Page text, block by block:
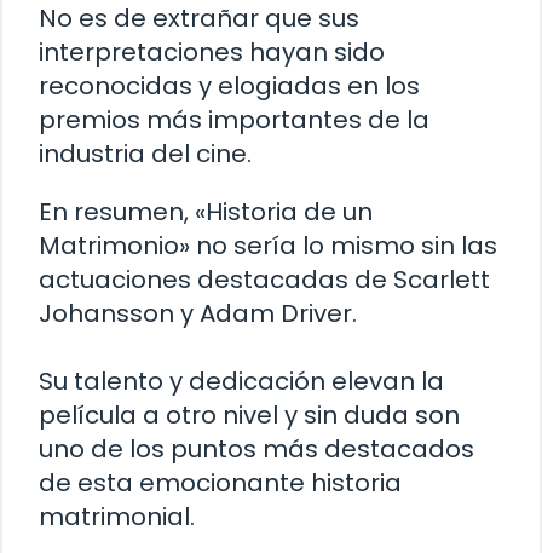
No es de extrañar que sus
interpretaciones hayan sido
reconocidas y elogiadas en los
premios más importantes de la
industria del cine.
En resumen, «Historia de un
Matrimonio» no sería lo mismo sin las
actuaciones destacadas de Scarlett
Johansson y Adam Driver.
Su talento y dedicación elevan la
película a otro nivel y sin duda son
uno de los puntos más destacados
de esta emocionante historia
matrimonial.